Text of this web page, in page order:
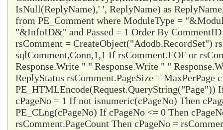
IsNull(ReplyName),' ', ReplyName) as
from PE_Comment where ModuleType =
"&InfoID&" and Passed = 1 Order By
rsComment = CreateObject("Adodb.RecordSet")
sqlComment,Conn,1,1 If rsComment.EOF or
Response.Write " " Response.Write " "
ReplyStatus rsComment.PageSize = MaxPerPage
PE_HTMLEncode(Request.QueryString("Page"))
cPageNo = 1 If not isnumeric(cPageNo) Then
PE_CLng(cPageNo) If cPageNo <= 0 Then
rsComment.PageCount Then cPageNo =